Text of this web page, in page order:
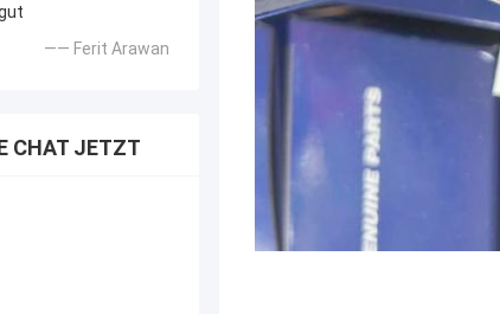
—— Ferit Arawan
CHAT JETZT